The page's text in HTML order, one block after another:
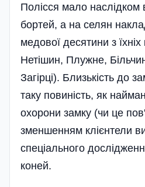
Полісся мало наслідком
бортей, а на селян
медової десятини з їхніх
Нетішин, Плужне,
Загірці). Близькість до
таку повиність, як
охорони замку (чи це
зменшенням клієнтели
спеціального
коней.